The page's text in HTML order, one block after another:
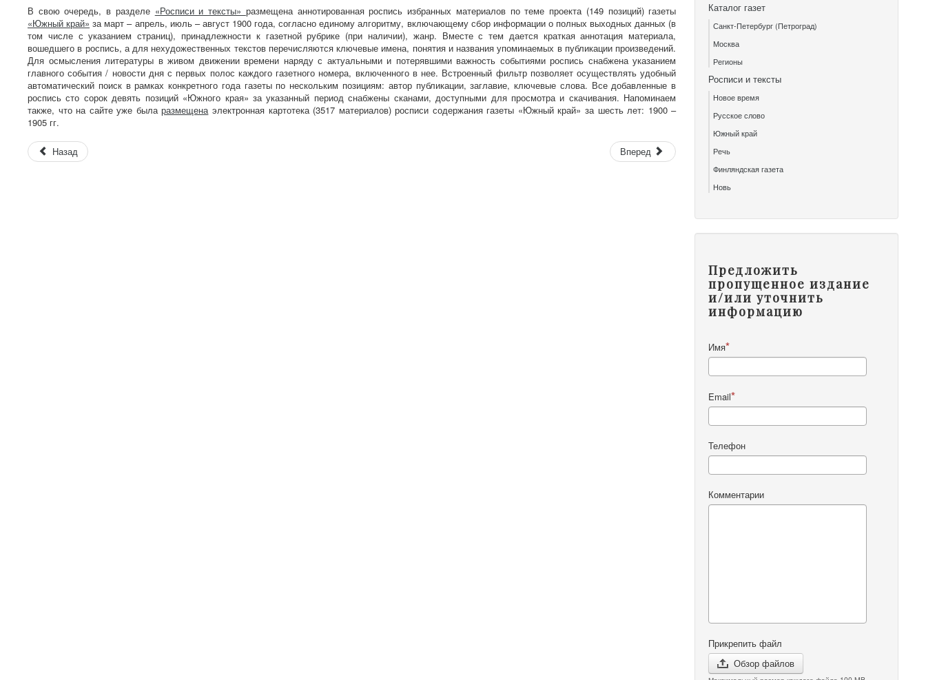
В свою очередь, в разделе «Росписи и тексты» размещена аннотированная роспись избранных материалов по теме проекта (149 позиций) газеты
«Южный край» за март – апрель, июль – август 1900 года, согласно единому алгоритму, включающему сбор информации о полных выходных данных (в
том числе с указанием страниц), принадлежности к газетной рубрике (при наличии), жанр. Вместе с тем дается краткая аннотация материала,
вошедшего в роспись, а для нехудожественных текстов перечисляются ключевые имена, понятия и названия упоминаемых в публикации произведений.
Для осмысления литературы в живом движении времени наряду с актуальными и потерявшими важность событиями роспись снабжена указанием
главного события / новости дня с первых полос каждого газетного номера, включенного в нее. Встроенный фильтр позволяет осуществлять удобный
автоматический поиск в рамках конкретного года газеты по нескольким позициям: автор публикации, заглавие, ключевые слова. Все добавленные в
роспись сто сорок девять позиций «Южного края» за указанный период снабжены сканами, доступными для просмотра и скачивания. Напоминаем
также, что на сайте уже быларазмещенаэлектронная картотека (3517 материалов) росписи содержания газеты «Южный край» за шесть лет: 1900 –
1905 гг.
Назад Вперед
Каталог газет
Санкт-Петербург (Петроград)
Москва
Регионы
Росписи и тексты
Новое время
Русское слово
Южный край
Речь
Финляндская газета
Новь
Предложить
пропущенное издание
и/или уточнить
информацию
Имя
Email
Телефон
Комментарии
Прикрепить файл
Обзор файлов